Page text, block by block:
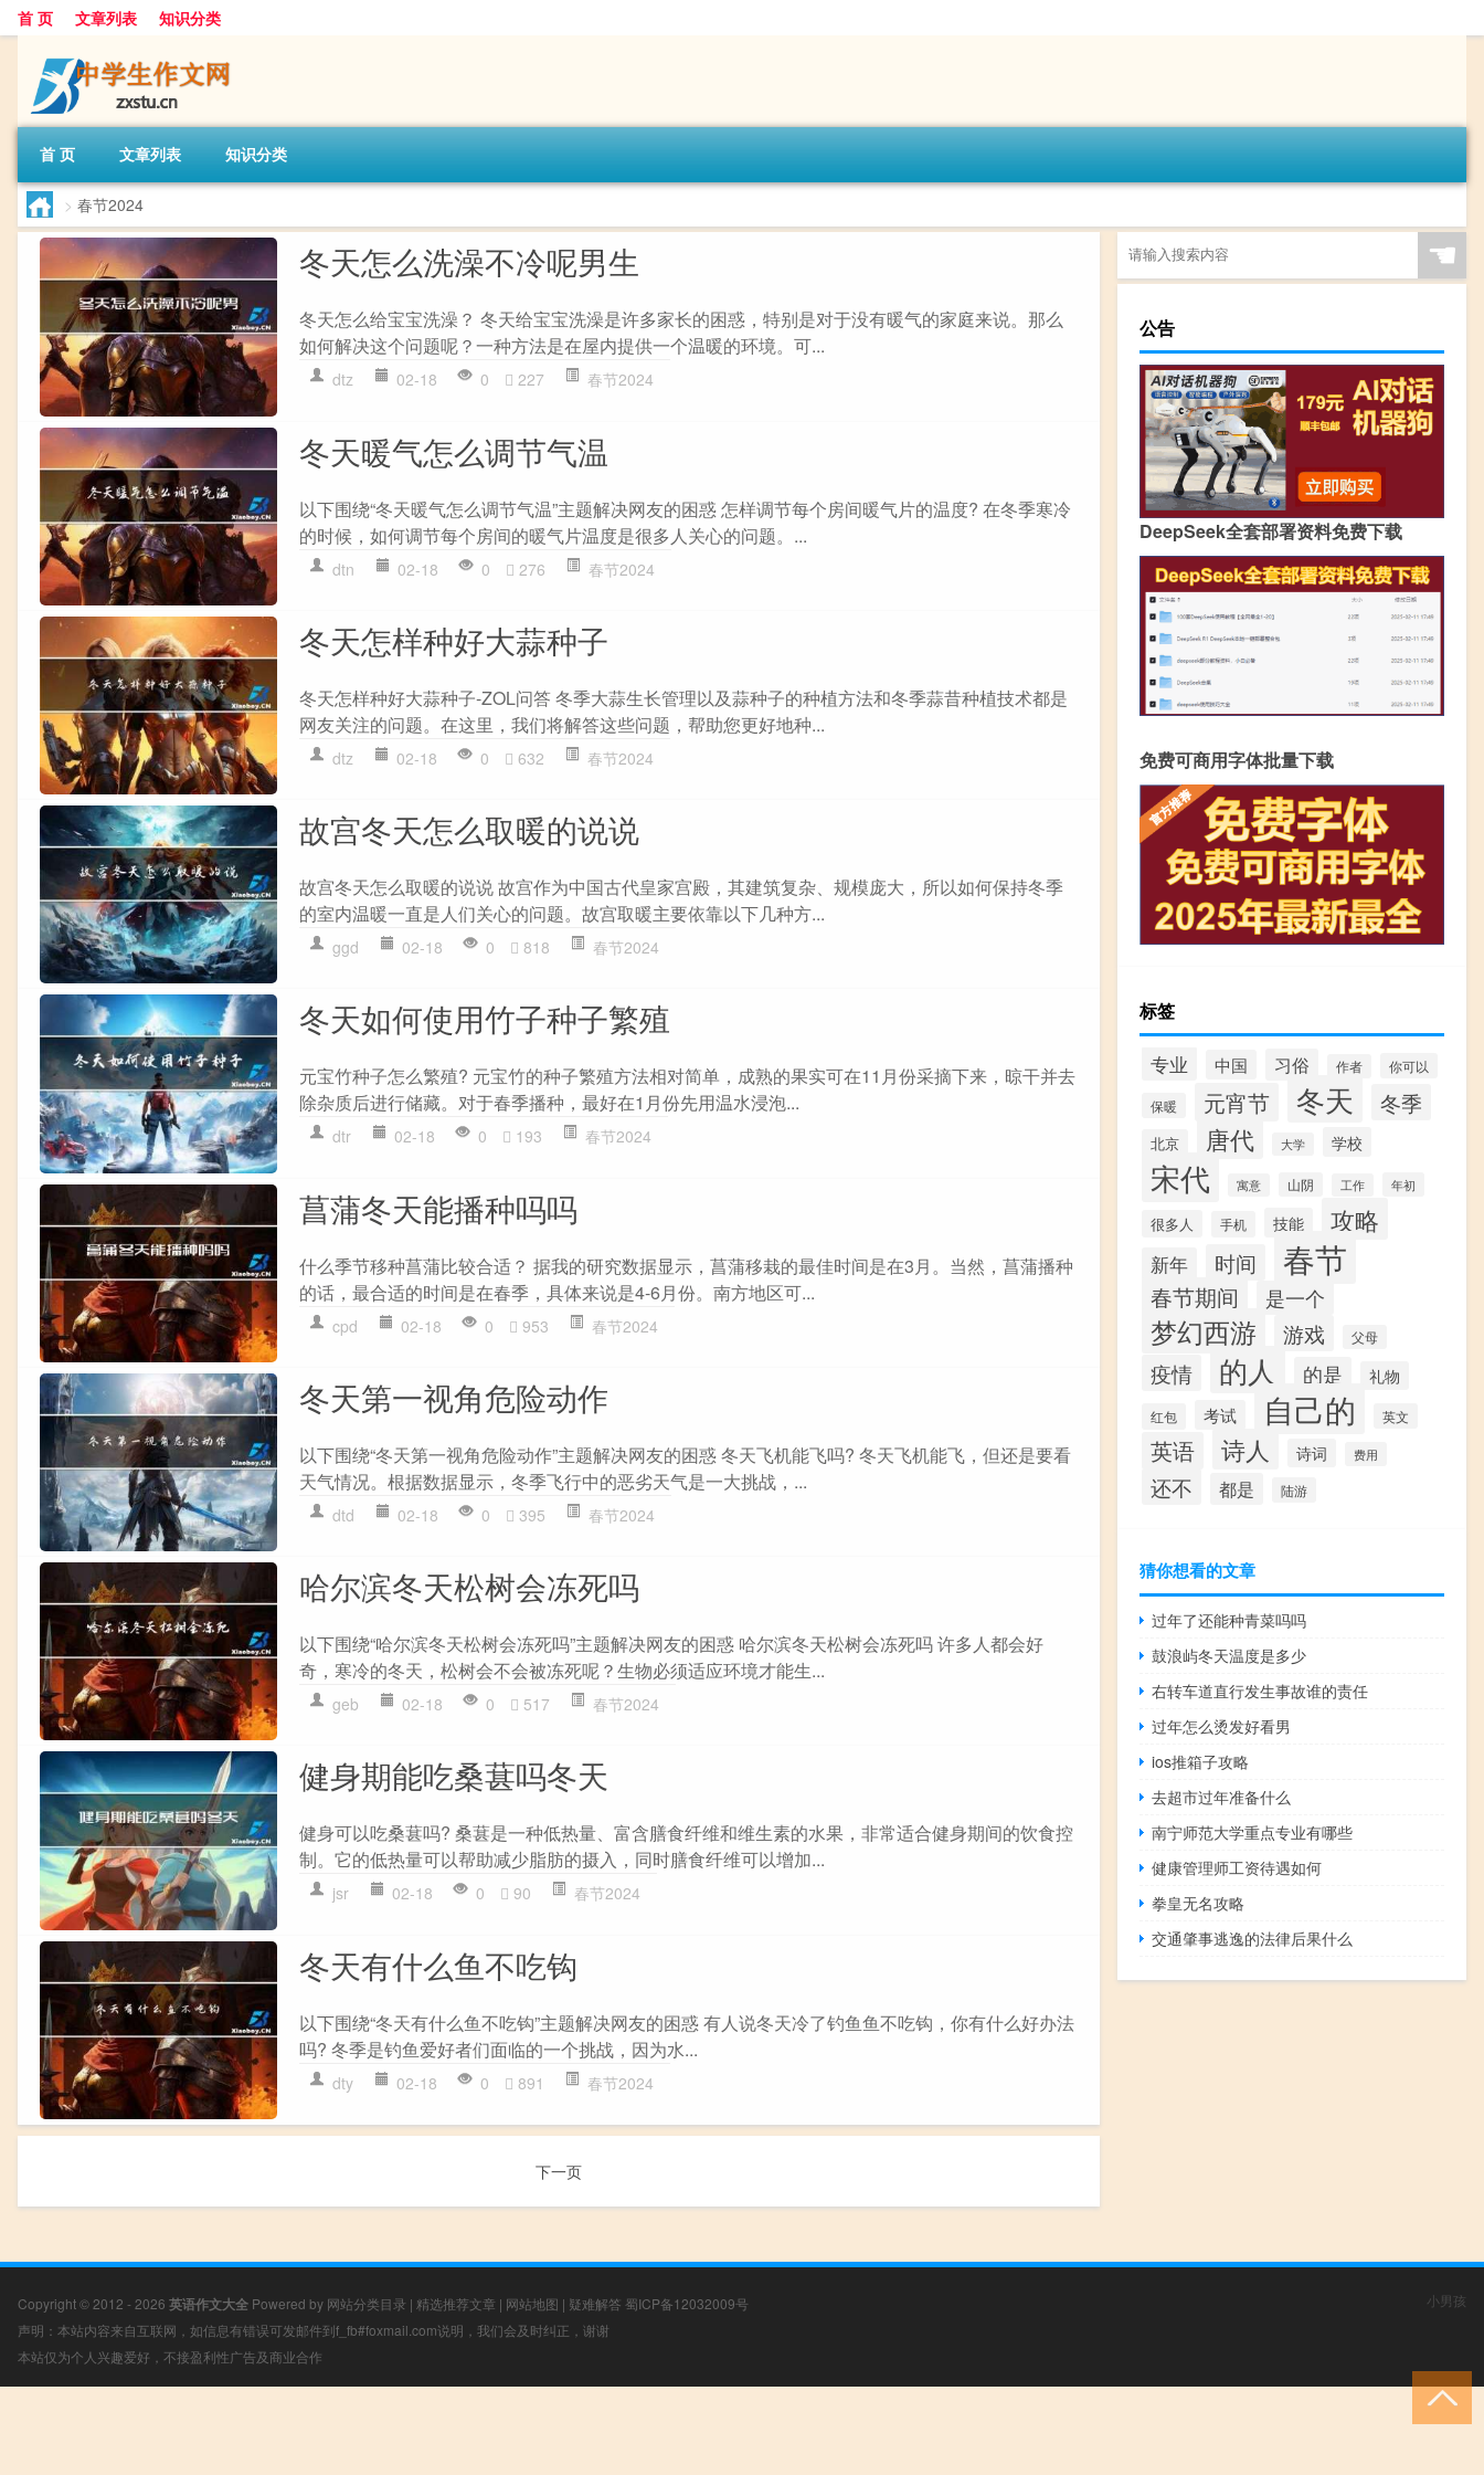
首 页 文章列表 知识分类
首 页 文章列表 知识分类
> 春节2024
冬天怎么洗澡不冷呢男生
冬天怎么给宝宝洗澡？ 冬天给宝宝洗澡是许多家长的困惑，特别是对于没有暖气的家庭来说。那么
如何解决这个问题呢？一种方法是在屋内提供一个温暖的环境。可...
dtz 02-18 0 227 春节2024
冬天暖气怎么调节气温
以下围绕“冬天暖气怎么调节气温”主题解决网友的困惑 怎样调节每个房间暖气片的温度? 在冬季寒冷
的时候，如何调节每个房间的暖气片温度是很多人关心的问题。...
dtn 02-18 0 276 春节2024
冬天怎样种好大蒜种子
冬天怎样种好大蒜种子-ZOL问答 冬季大蒜生长管理以及蒜种子的种植方法和冬季蒜昔种植技术都是
网友关注的问题。在这里，我们将解答这些问题，帮助您更好地种...
dtz 02-18 0 632 春节2024
故宫冬天怎么取暖的说说
故宫冬天怎么取暖的说说 故宫作为中国古代皇家宫殿，其建筑复杂、规模庞大，所以如何保持冬季
的室内温暖一直是人们关心的问题。故宫取暖主要依靠以下几种方...
ggd 02-18 0 818 春节2024
冬天如何使用竹子种子繁殖
元宝竹种子怎么繁殖? 元宝竹的种子繁殖方法相对简单，成熟的果实可在11月份采摘下来，晾干并去
除杂质后进行储藏。对于春季播种，最好在1月份先用温水浸泡...
dtr 02-18 0 193 春节2024
菖蒲冬天能播种吗吗
什么季节移种菖蒲比较合适？ 据我的研究数据显示，菖蒲移栽的最佳时间是在3月。当然，菖蒲播种
的话，最合适的时间是在春季，具体来说是4-6月份。南方地区可...
cpd 02-18 0 953 春节2024
冬天第一视角危险动作
以下围绕“冬天第一视角危险动作”主题解决网友的困惑 冬天飞机能飞吗? 冬天飞机能飞，但还是要看
天气情况。根据数据显示，冬季飞行中的恶劣天气是一大挑战，...
dtd 02-18 0 395 春节2024
哈尔滨冬天松树会冻死吗
以下围绕“哈尔滨冬天松树会冻死吗”主题解决网友的困惑 哈尔滨冬天松树会冻死吗 许多人都会好
奇，寒冷的冬天，松树会不会被冻死呢？生物必须适应环境才能生...
geb 02-18 0 517 春节2024
健身期能吃桑葚吗冬天
健身可以吃桑葚吗? 桑葚是一种低热量、富含膳食纤维和维生素的水果，非常适合健身期间的饮食控
制。它的低热量可以帮助减少脂肪的摄入，同时膳食纤维可以增加...
jsr 02-18 0 90 春节2024
冬天有什么鱼不吃钩
以下围绕“冬天有什么鱼不吃钩”主题解决网友的困惑 有人说冬天冷了钓鱼鱼不吃钩，你有什么好办法
吗? 冬季是钓鱼爱好者们面临的一个挑战，因为水...
dty 02-18 0 891 春节2024
下一页
☚
公告
DeepSeek全套部署资料免费下载
免费可商用字体批量下载
标签
专业 中国 习俗 作者 你可以
保暖 元宵节 冬天 冬季
北京 唐代 大学 学校
宋代 寓意 山阴 工作 年初
很多人 手机 技能 攻略
新年 时间 春节
春节期间 是一个
梦幻西游 游戏 父母
疫情 的人 的是 礼物
红包 考试 自己的 英文
英语 诗人 诗词 费用
还不 都是 陆游
猜你想看的文章
过年了还能种青菜吗吗
鼓浪屿冬天温度是多少
右转车道直行发生事故谁的责任
过年怎么烫发好看男
ios推箱子攻略
去超市过年准备什么
南宁师范大学重点专业有哪些
健康管理师工资待遇如何
拳皇无名攻略
交通肇事逃逸的法律后果什么
Copyright © 2012 - 2026 英语作文大全 Powered by 网站分类目录 | 精选推荐文章 | 网站地图 | 疑难解答 蜀ICP备12032009号
声明：本站内容来自互联网，如信息有错误可发邮件到f_fb#foxmail.com说明，我们会及时纠正，谢谢
本站仅为个人兴趣爱好，不接盈利性广告及商业合作
小男孩